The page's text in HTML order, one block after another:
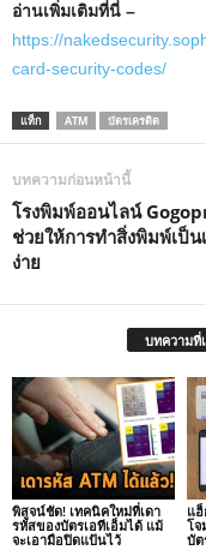
อ่านเพิ่มเติมที่นี่ –
https://
card-security-codes/
แท็ก ATM บัตรเครดิต
บทความก่อนหน้านี้
โรงพิมพ์ออนไลน์
ช่วยให้การทำสิ่งพิมพ์เป็น
ง่าย
บทความที่
พิสูจน์ชัด! เทคนิคใหม่ที่เดา
รหัสของบัตรเอทีเอ็มได้ แม้
จะเอามือปิดแป้นไว้
แ
โจ
บัต